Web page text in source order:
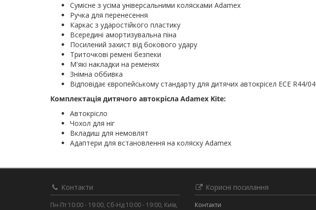
Сумісне з усіма універсальними колясками Adamex
Ручка для перенесення
Каркас з ударостійкого пластику
Всередині амортизувальна піна
Посилений захист від бокового удару
Триточкові ремені безпеки
М'які накладки на ременях
Знімна оббивка
Відповідає європейському стандарту для дитячих автокрісел ECE R44/04
Комплектація дитячого автокрісла Adamex Kite:
Автокрісло
Чохол для ніг
Вкладиш для немовлят
Адаптери для встановлення на коляску Adamex
Контакти
Пн-Пт 10:00 - 19:00, Сб-Нд 10:00 - 19:00, Київ,
Корисні посилання
Контакти